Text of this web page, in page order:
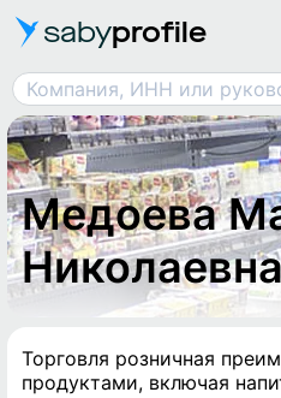
sabyprofile
Компания, ИНН или
Медоева
Торговля розничная
продуктами, включая